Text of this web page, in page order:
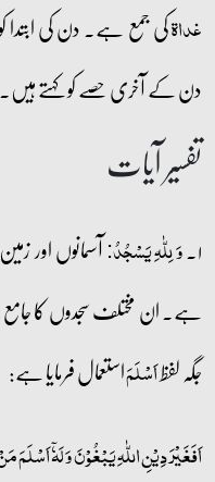
غداۃکی جمع ہے۔ دن کی ابتدا
دن کے آخری حصے کو کہتے ہیں۔
تفسیر آیات
۱۔ وَ لِلّٰہِ یَسۡجُدُ:آسمانوں اور
ہے۔ ان مختلف سجدوں کا
جگہ لفظاَسۡلَمَاستعمال فرمایا ہے:
اَفَغَیۡرَ دِیۡنِ اللّٰہِ یَبۡغُوۡنَ وَ لَہٗۤ اَسۡلَمَ